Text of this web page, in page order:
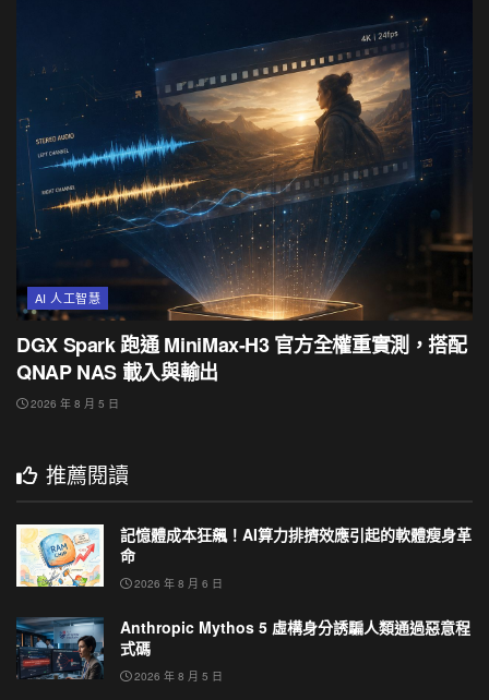
AI 人工智慧
DGX Spark 跑通 MiniMax-H3 官方全權重實測，搭配
QNAP NAS 載入與輸出
2026 年 8 月 5 日
推薦閱讀
記憶體成本狂飆！AI算力排擠效應引起的軟體瘦身革
命
2026 年 8 月 6 日
Anthropic Mythos 5 虛構身分誘騙人類通過惡意程
式碼
2026 年 8 月 5 日